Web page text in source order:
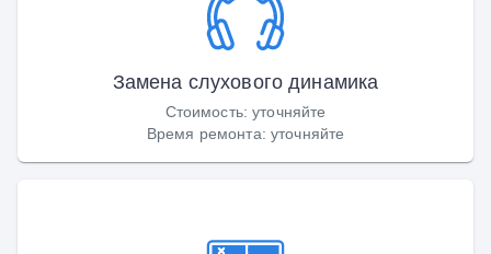
Замена слухового динамика
Стоимость:уточняйте
Время ремонта: уточняйте